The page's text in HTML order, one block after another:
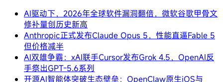
AI驱动下，2026年全球软件漏洞翻倍，微软谷歌甲骨文
修补量创历史新高
Anthropic正式发布Claude Opus 5，性能直逼Fable 5
但价格减半
AI双雄争霸：xAI联手Cursor发布Grok 4.5，OpenAI反
手祭出GPT-5.6系列
开源AI智能体突破生态壁垒：OpenClaw原生iOS与